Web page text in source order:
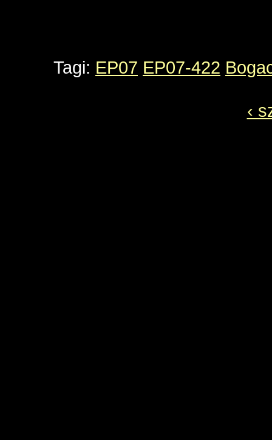
Tagi: EP07 EP07-422
‹